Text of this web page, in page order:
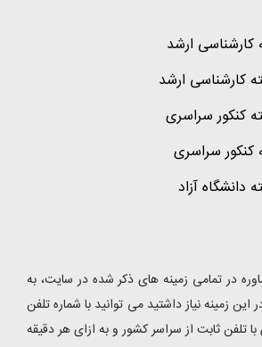
کارشناسی ارشد
کارشناسی ارشد
کنکور سراسری
کنکور سراسری
دانشگاه آزاد
در تمامی زمینه های ذکر شده در سایت، به
زمینه نیاز داشتید می توانید با شماره تلفن
( تماس با تلفن ثابت از سراسر کشور و به ازای هر دقیقه